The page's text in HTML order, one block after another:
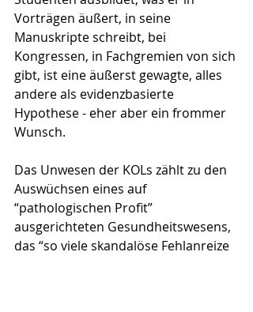
Vorträgen äußert, in seine
Manuskripte schreibt, bei
Kongressen, in Fachgremien von sich
gibt, ist eine äußerst gewagte, alles
andere als evidenzbasierte
Hypothese - eher aber ein frommer
Wunsch.
Das Unwesen der KOLs zählt zu den
Auswüchsen eines auf
“pathologischen Profit”
ausgerichteten Gesundheitswesens,
das “so viele skandalöse Fehlanreize